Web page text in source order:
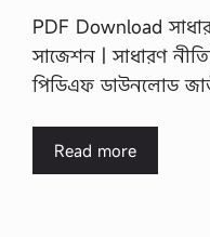
PDF Download
সাজেশন | সাধারণ
পিডিএফ ডাউনলোড
Read more